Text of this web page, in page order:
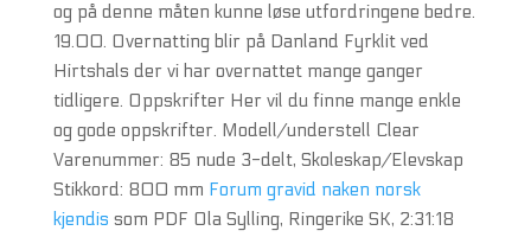
og på denne måten kunne løse utfordringene bedre.
19.00. Overnatting blir på Danland Fyrklit ved
Hirtshals der vi har overnattet mange ganger
tidligere. Oppskrifter Her vil du finne mange enkle
og gode oppskrifter. Modell/understell Clear
Varenummer: 85 nude 3-delt, Skoleskap/Elevskap
Stikkord: 800 mm Forum gravid naken norsk
kjendis som PDF Ola Sylling, Ringerike SK, 2:31:18